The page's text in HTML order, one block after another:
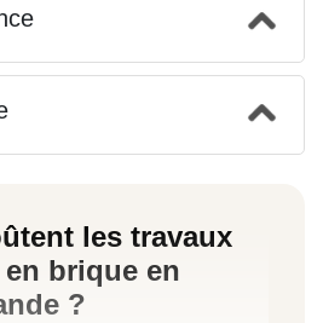
les travaux
brique en
?